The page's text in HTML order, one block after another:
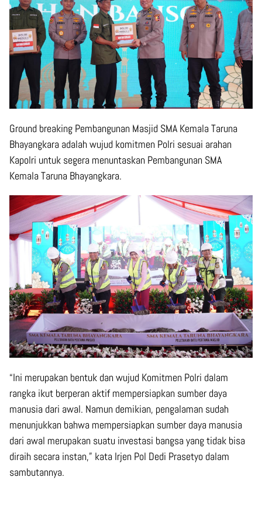
Ground breaking Pembangunan Masjid SMA Kemala Taruna
Bhayangkara adalah wujud komitmen Polri sesuai arahan
Kapolri untuk segera menuntaskan Pembangunan SMA
Kemala Taruna Bhayangkara.
“Ini merupakan bentuk dan wujud Komitmen Polri dalam
rangka ikut berperan aktif mempersiapkan sumber daya
manusia dari awal. Namun demikian, pengalaman sudah
menunjukkan bahwa mempersiapkan sumber daya manusia
dari awal merupakan suatu investasi bangsa yang tidak bisa
diraih secara instan,” kata Irjen Pol Dedi Prasetyo dalam
sambutannya.